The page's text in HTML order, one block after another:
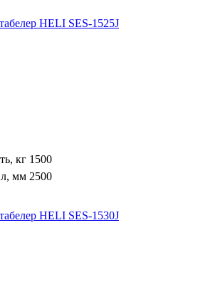
HELI SES-1525J
кг 1500
мм 2500
HELI SES-1530J